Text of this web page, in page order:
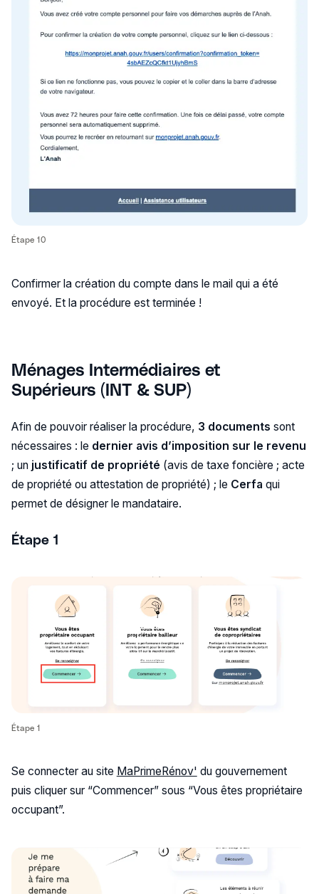
Étape 10
Confirmer la création du compte dans le mail qui a été
envoyé. Et la procédure est terminée !
Ménages Intermédiaires et
Supérieurs (INT & SUP)
Afin de pouvoir réaliser la procédure, 3 documents sont
nécessaires : le dernier avis d’imposition sur le revenu
; un justificatif de propriété (avis de taxe foncière ; acte
de propriété ou attestation de propriété) ; le Cerfa qui
permet de désigner le mandataire.
Étape 1
Étape 1
Se connecter au site MaPrimeRénov' du gouvernement
puis cliquer sur “Commencer” sous “Vous êtes propriétaire
occupant”.